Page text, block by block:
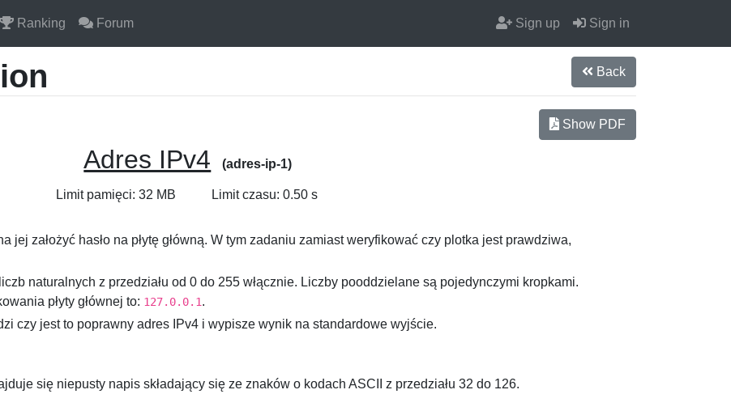
Ranking Forum Sign up Sign in
Back
Show PDF
Adres IPv4 (adres-ip-1)
Limit pamięci: 32 MB Limit czasu: 0.50 s
jej założyć hasło na płytę główną. W tym zadaniu zamiast weryfikować czy plotka jest prawdziwa,
naturalnych z przedziału od 0 do 255 włącznie. Liczby pooddzielane są pojedynczymi kropkami.
płyty głównej to: 127.0.0.1.
czy jest to poprawny adres IPv4 i wypisze wynik na standardowe wyjście.
się niepusty napis składający się ze znaków o kodach ASCII z przedziału 32 do 126.